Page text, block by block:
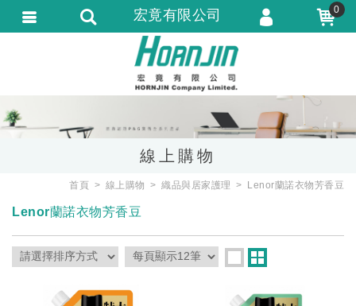
線上購物
首頁 線上購物 織品與居家護理 Lenor蘭諾衣物芳香豆
Lenor蘭諾衣物芳香豆
宏竟有限公司 0
會員登入
會員註冊
訂單查詢
匯款通知